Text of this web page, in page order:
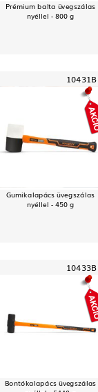
Prémium balta üvegszálas
nyéllel - 800 g
10431B
Gumikalapács üvegszálas
nyéllel - 450 g
10433B
Bontókalapács üvegszálas